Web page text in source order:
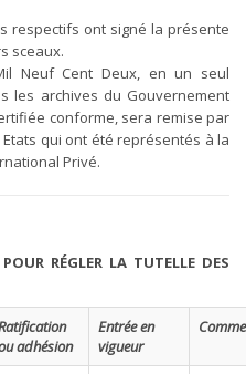
respectifs ont signé la présente
sceaux.
Neuf Cent Deux, en un seul
les archives du Gouvernement
conforme, sera remise par
qui ont été représentés à la
Privé.
RÉGLER LA TUTELLE DES
adhésion
Entrée en
vigueur